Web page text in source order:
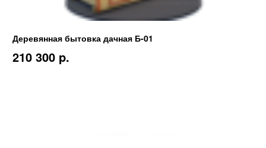
Деревянная бытовка дачная Б-01
210 300 p.